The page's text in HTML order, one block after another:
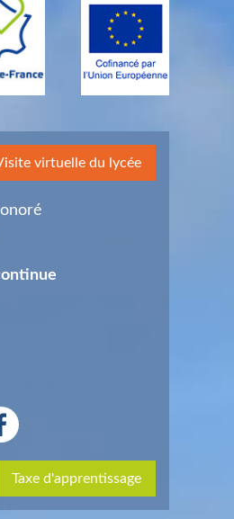
virtuelle du lycée
Taxe d'apprentissage